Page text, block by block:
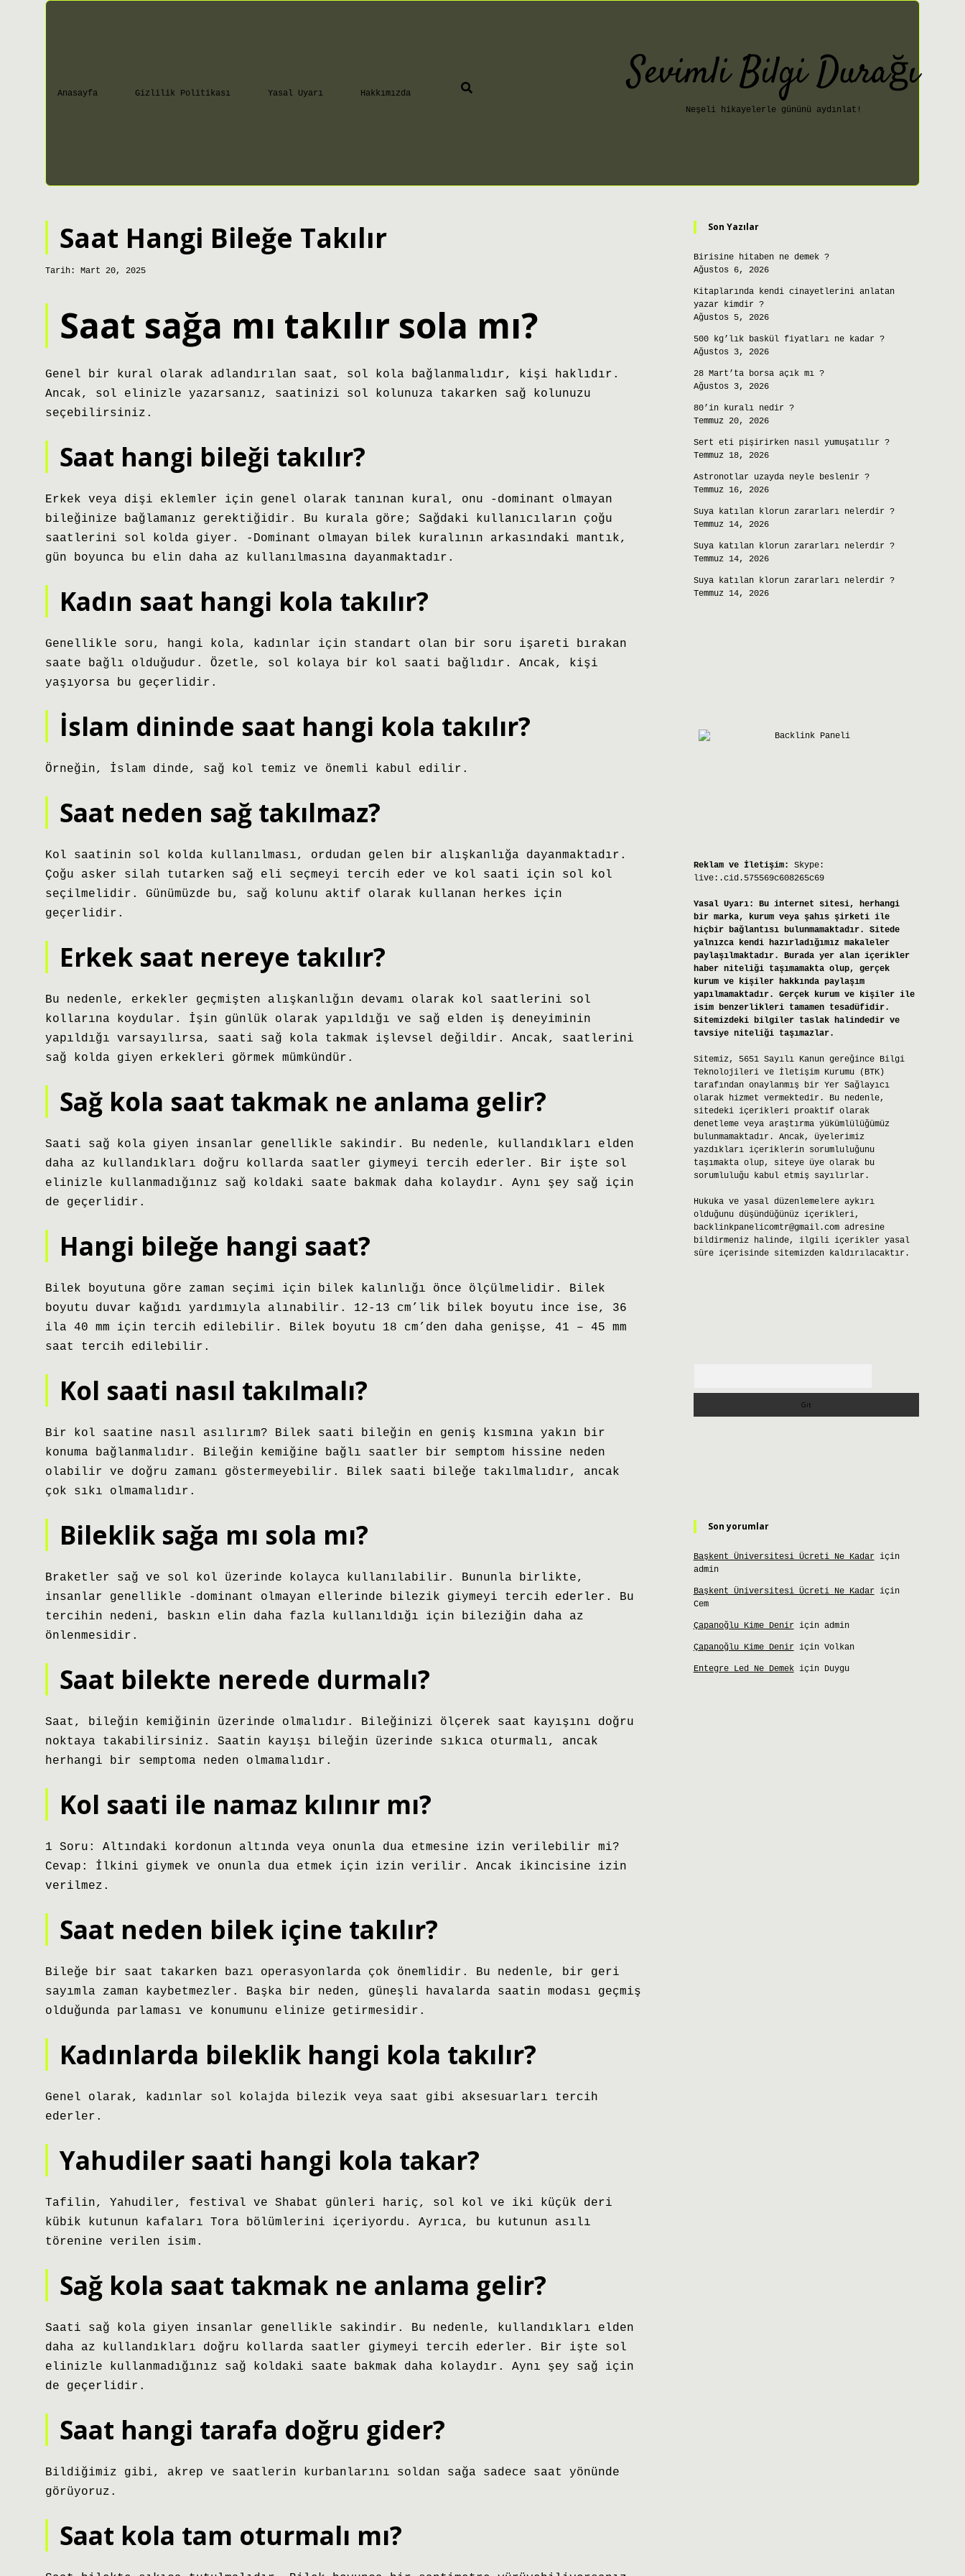
Anasayfa Gizlilik Politikası Yasal Uyarı Hakkımızda Sevimli Bilgi Durağı
Neşeli hikayelerle gününü aydınlat!
Saat Hangi Bileğe Takılır
Tarih: Mart 20, 2025
Saat sağa mı takılır sola mı?
Genel bir kural olarak adlandırılan saat, sol kola bağlanmalıdır, kişi haklıdır.
Ancak, sol elinizle yazarsanız, saatinizi sol kolunuza takarken sağ kolunuzu
seçebilirsiniz.
Saat hangi bileği takılır?
Erkek veya dişi eklemler için genel olarak tanınan kural, onu -dominant olmayan
bileğinize bağlamanız gerektiğidir. Bu kurala göre; Sağdaki kullanıcıların çoğu
saatlerini sol kolda giyer. -Dominant olmayan bilek kuralının arkasındaki mantık,
gün boyunca bu elin daha az kullanılmasına dayanmaktadır.
Kadın saat hangi kola takılır?
Genellikle soru, hangi kola, kadınlar için standart olan bir soru işareti bırakan
saate bağlı olduğudur. Özetle, sol kolaya bir kol saati bağlıdır. Ancak, kişi
yaşıyorsa bu geçerlidir.
İslam dininde saat hangi kola takılır?
Örneğin, İslam dinde, sağ kol temiz ve önemli kabul edilir.
Saat neden sağ takılmaz?
Kol saatinin sol kolda kullanılması, ordudan gelen bir alışkanlığa dayanmaktadır.
Çoğu asker silah tutarken sağ eli seçmeyi tercih eder ve kol saati için sol kol
seçilmelidir. Günümüzde bu, sağ kolunu aktif olarak kullanan herkes için
geçerlidir.
Erkek saat nereye takılır?
Bu nedenle, erkekler geçmişten alışkanlığın devamı olarak kol saatlerini sol
kollarına koydular. İşin günlük olarak yapıldığı ve sağ elden iş deneyiminin
yapıldığı varsayılırsa, saati sağ kola takmak işlevsel değildir. Ancak, saatlerini
sağ kolda giyen erkekleri görmek mümkündür.
Sağ kola saat takmak ne anlama gelir?
Saati sağ kola giyen insanlar genellikle sakindir. Bu nedenle, kullandıkları elden
daha az kullandıkları doğru kollarda saatler giymeyi tercih ederler. Bir işte sol
elinizle kullanmadığınız sağ koldaki saate bakmak daha kolaydır. Aynı şey sağ için
de geçerlidir.
Hangi bileğe hangi saat?
Bilek boyutuna göre zaman seçimi için bilek kalınlığı önce ölçülmelidir. Bilek
boyutu duvar kağıdı yardımıyla alınabilir. 12-13 cm’lik bilek boyutu ince ise, 36
ila 40 mm için tercih edilebilir. Bilek boyutu 18 cm’den daha genişse, 41 – 45 mm
saat tercih edilebilir.
Kol saati nasıl takılmalı?
Bir kol saatine nasıl asılırım? Bilek saati bileğin en geniş kısmına yakın bir
konuma bağlanmalıdır. Bileğin kemiğine bağlı saatler bir semptom hissine neden
olabilir ve doğru zamanı göstermeyebilir. Bilek saati bileğe takılmalıdır, ancak
çok sıkı olmamalıdır.
Bileklik sağa mı sola mı?
Braketler sağ ve sol kol üzerinde kolayca kullanılabilir. Bununla birlikte,
insanlar genellikle -dominant olmayan ellerinde bilezik giymeyi tercih ederler. Bu
tercihin nedeni, baskın elin daha fazla kullanıldığı için bileziğin daha az
önlenmesidir.
Saat bilekte nerede durmalı?
Saat, bileğin kemiğinin üzerinde olmalıdır. Bileğinizi ölçerek saat kayışını doğru
noktaya takabilirsiniz. Saatin kayışı bileğin üzerinde sıkıca oturmalı, ancak
herhangi bir semptoma neden olmamalıdır.
Kol saati ile namaz kılınır mı?
1 Soru: Altındaki kordonun altında veya onunla dua etmesine izin verilebilir mi?
Cevap: İlkini giymek ve onunla dua etmek için izin verilir. Ancak ikincisine izin
verilmez.
Saat neden bilek içine takılır?
Bileğe bir saat takarken bazı operasyonlarda çok önemlidir. Bu nedenle, bir geri
sayımla zaman kaybetmezler. Başka bir neden, güneşli havalarda saatin modası geçmiş
olduğunda parlaması ve konumunu elinize getirmesidir.
Kadınlarda bileklik hangi kola takılır?
Genel olarak, kadınlar sol kolajda bilezik veya saat gibi aksesuarları tercih
ederler.
Yahudiler saati hangi kola takar?
Tafilin, Yahudiler, festival ve Shabat günleri hariç, sol kol ve iki küçük deri
kübik kutunun kafaları Tora bölümlerini içeriyordu. Ayrıca, bu kutunun asılı
törenine verilen isim.
Sağ kola saat takmak ne anlama gelir?
Saati sağ kola giyen insanlar genellikle sakindir. Bu nedenle, kullandıkları elden
daha az kullandıkları doğru kollarda saatler giymeyi tercih ederler. Bir işte sol
elinizle kullanmadığınız sağ koldaki saate bakmak daha kolaydır. Aynı şey sağ için
de geçerlidir.
Saat hangi tarafa doğru gider?
Bildiğimiz gibi, akrep ve saatlerin kurbanlarını soldan sağa sadece saat yönünde
görüyoruz.
Saat kola tam oturmalı mı?
Sidebar
Son Yazılar
Birisine hitaben ne demek ?
Ağustos 6, 2026
Kitaplarında kendi cinayetlerini anlatan
yazar kimdir ?
Ağustos 5, 2026
500 kg’lık baskül fiyatları ne kadar ?
Ağustos 3, 2026
28 Mart’ta borsa açık mı ?
Ağustos 3, 2026
80’in kuralı nedir ?
Temmuz 20, 2026
Sert eti pişirirken nasıl yumuşatılır ?
Temmuz 18, 2026
Astronotlar uzayda neyle beslenir ?
Temmuz 16, 2026
Suya katılan klorun zararları nelerdir ?
Temmuz 14, 2026
Suya katılan klorun zararları nelerdir ?
Temmuz 14, 2026
Suya katılan klorun zararları nelerdir ?
Temmuz 14, 2026
Reklam ve İletişim:
Skype:
live:.cid.575569c608265c69
Yasal Uyarı:
Bu internet sitesi, herhangi
bir marka, kurum veya şahıs şirketi ile
hiçbir bağlantısı bulunmamaktadır. Sitede
yalnızca kendi hazırladığımız makaleler
paylaşılmaktadır. Burada yer alan içerikler
haber niteliği taşımamakta olup, gerçek
kurum ve kişiler hakkında paylaşım
yapılmamaktadır. Gerçek kurum ve kişiler ile
isim benzerlikleri tamamen tesadüfidir.
Sitemizdeki bilgiler taslak halindedir ve
tavsiye niteliği taşımazlar.
Sitemiz, 5651 Sayılı Kanun gereğince Bilgi
Teknolojileri ve İletişim Kurumu (BTK)
tarafından onaylanmış bir Yer Sağlayıcı
olarak hizmet vermektedir. Bu nedenle,
sitedeki içerikleri proaktif olarak
denetleme veya araştırma yükümlülüğümüz
bulunmamaktadır. Ancak, üyelerimiz
yazdıkları içeriklerin sorumluluğunu
taşımakta olup, siteye üye olarak bu
sorumluluğu kabul etmiş sayılırlar.
Hukuka ve yasal düzenlemelere aykırı
olduğunu düşündüğünüz içerikleri,
backlinkpanelicomtr@gmail.comadresine
bildirmeniz halinde, ilgili içerikler yasal
süre içerisinde sitemizden kaldırılacaktır.
Son yorumlar
Başkent Üniversitesi Ücreti Ne Kadariçin
admin
Başkent Üniversitesi Ücreti Ne Kadariçin
Cem
Çapanoğlu Kime Deniriçin admin
Çapanoğlu Kime Deniriçin Volkan
Entegre Led Ne Demekiçin Duygu